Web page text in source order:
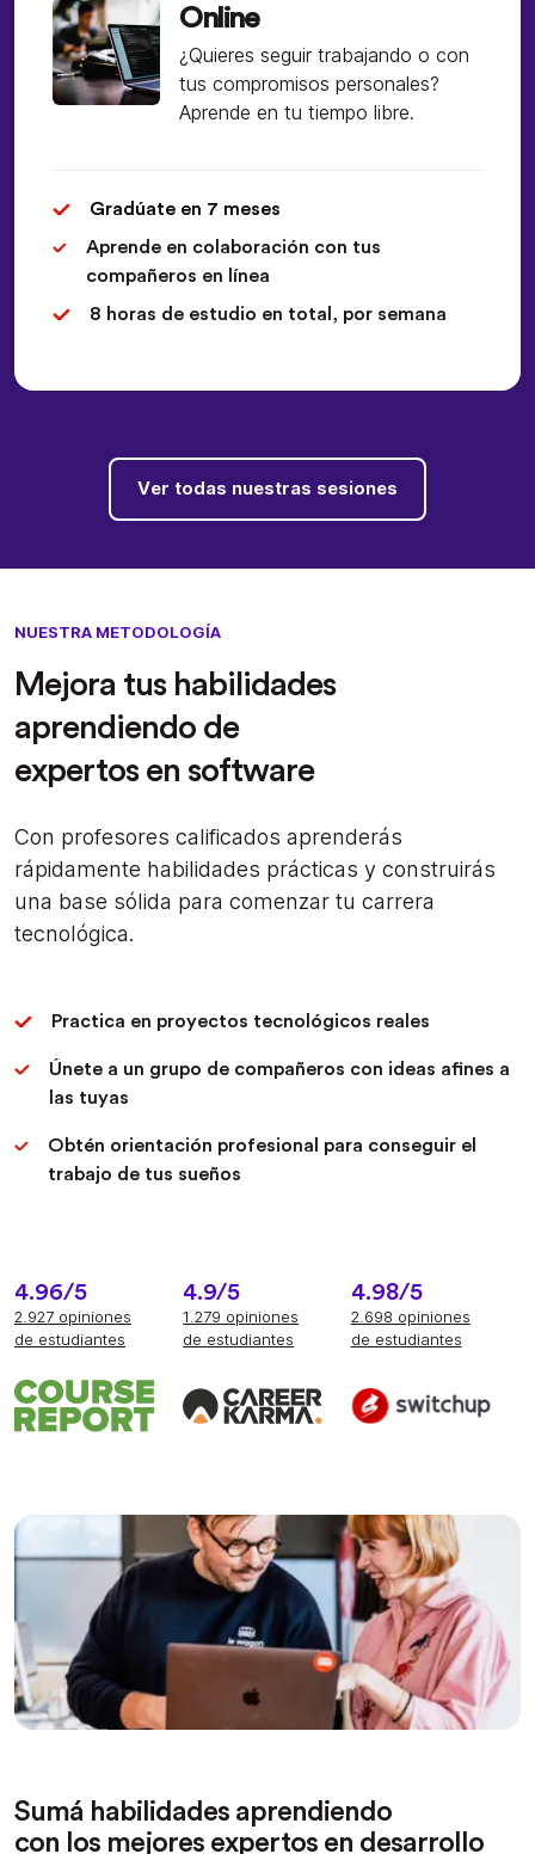
Online
¿Quieres seguir trabajando o con
tus compromisos personales?
Aprende en tu tiempo libre.
Gradúate en 7 meses
Aprende en colaboración con tus
compañeros en línea
8 horas de estudio en total, por semana
Ver todas nuestras sesiones
NUESTRA METODOLOGÍA
Mejora tus habilidades
aprendiendo de
expertos en software
Con profesores calificados aprenderás
rápidamente habilidades prácticas y construirás
una base sólida para comenzar tu carrera
tecnológica.
Practica en proyectos tecnológicos reales
Únete a un grupo de compañeros con ideas afines a
las tuyas
Obtén orientación profesional para conseguir el
trabajo de tus sueños
4.96/5
2.927 opiniones
de estudiantes
4.9/5
1.279 opiniones
de estudiantes
4.98/5
2.698 opiniones
de estudiantes
Sumá habilidades aprendiendo
con los mejores expertos en desarrollo